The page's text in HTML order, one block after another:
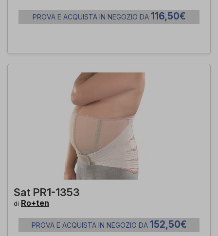
PROVA E ACQUISTA IN NEGOZIO DA 116,50€
Sat PR1-1353
di Ro+ten
PROVA E ACQUISTA IN NEGOZIO DA 152,50€